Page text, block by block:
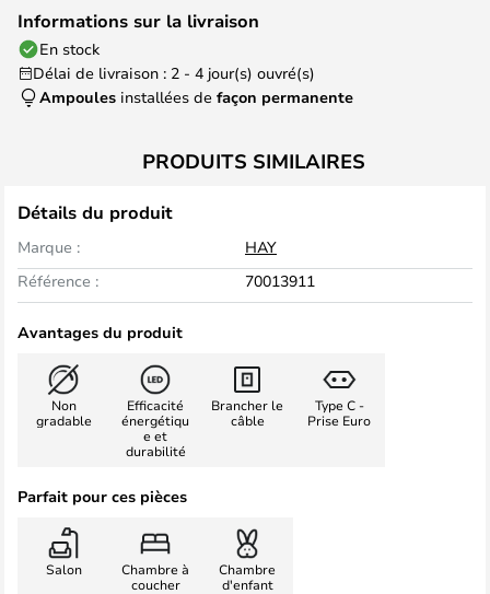
Informations sur la livraison
En stock
Délai de livraison : 2 - 4 jour(s) ouvré(s)
Ampoules installées de façon permanente
PRODUITS SIMILAIRES
Détails du produit
Marque :
HAY
Référence :
70013911
Avantages du produit
Non
gradable
Efficacité
énergétiqu
e et
durabilité
Brancher le
câble
Type C -
Prise Euro
Parfait pour ces pièces
Salon
Chambre à
coucher
Chambre
d'enfant